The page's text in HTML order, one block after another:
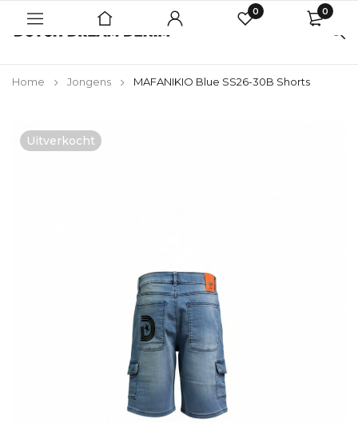
0 0
Home Jongens MAFANIKIO Blue SS26-30B Shorts
Uitverkocht